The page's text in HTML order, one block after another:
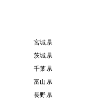
宮城県
茨城県
千葉県
富山県
長野県